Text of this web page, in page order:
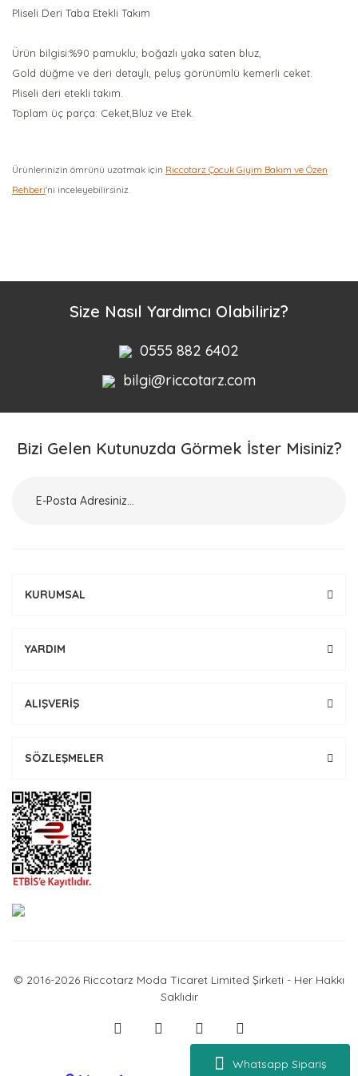
Whatsapp Sipariş
Pliseli Deri Taba Etekli Takım
Ürün bilgisi:%90 pamuklu, boğazlı yaka saten bluz,
Gold düğme ve deri detaylı, peluş görünümlü kemerli ceket.
Pliseli deri etekli takım.
Toplam üç parça: Ceket,Bluz ve Etek.
Ürünlerinizin ömrünü uzatmak için Riccotarz Çocuk Giyim Bakım ve Özen
Rehberi'ni inceleyebilirsiniz.
Size Nasıl Yardımcı Olabiliriz?
0555 882 6402
bilgi@riccotarz.com
Bizi Gelen Kutunuzda Görmek İster Misiniz?
KURUMSAL
YARDIM
ALIŞVERİŞ
SÖZLEŞMELER
© 2016-2026 Riccotarz Moda Ticaret Limited Şirketi - Her Hakkı
Saklıdır